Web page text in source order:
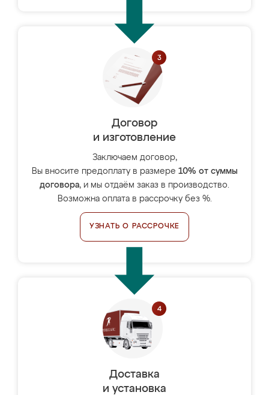
Договор
и изготовление
Заключаем договор,
Вы вносите предоплату в размере 10% от суммы
договора, и мы отдаём заказ в производство.
Возможна оплата в рассрочку без %.
УЗНАТЬ О РАССРОЧКЕ
Доставка
и установка